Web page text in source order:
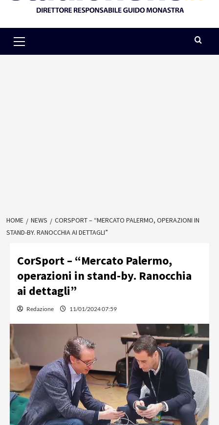
Menu
HOME NEWS
CORSPORT – “MERCATO PALERMO, OPERAZIONI IN
STAND-BY. RANOCCHIA AI DETTAGLI”
CorSport – “Mercato Palermo,
operazioni in stand-by. Ranocchia
ai dettagli”
Redazione 11/01/2024 07:59